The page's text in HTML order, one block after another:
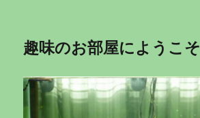
趣味のお部屋にようこそ